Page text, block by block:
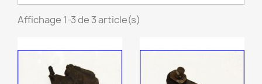
Affichage 1-3 de 3 article(s)